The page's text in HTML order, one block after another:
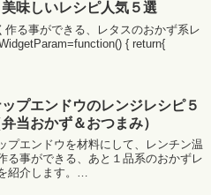
味しいレシピ人気５選
る事ができる、レタスのおかず系レ
{ return{
ップエンドウのレンジレシピ５
当おかず＆おつまみ）
プエンドウを材料にして、レンチン温
る事ができる、あと１品系のおかずレ
紹介します。